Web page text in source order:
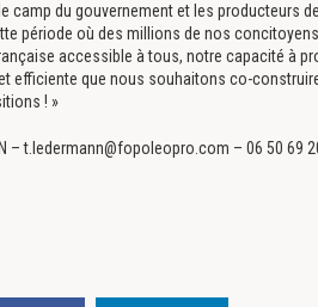
camp du gouvernement et les producteurs
période où des millions de nos
accessible à tous, notre capacité à
efficiente que nous souhaitons co-
! »
– t.ledermann@fopoleopro.com – 06 50 69